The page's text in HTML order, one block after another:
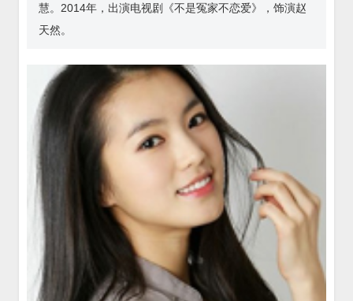
慧。2014年，出演电视剧《不是冤家不恋爱》，饰演赵
天然。